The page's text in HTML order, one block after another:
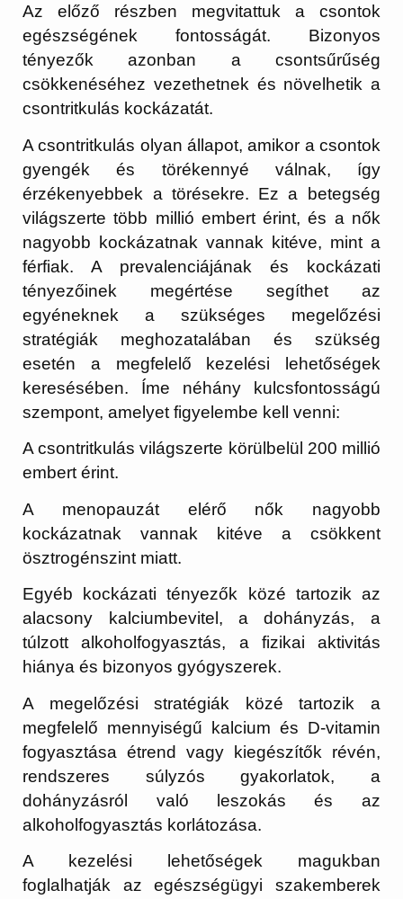
Az előző részben megvitattuk a csontok
egészségének fontosságát. Bizonyos
tényezők azonban a csontsűrűség
csökkenéséhez vezethetnek és növelhetik a
csontritkulás kockázatát.
A csontritkulás olyan állapot, amikor a csontok
gyengék és törékennyé válnak, így
érzékenyebbek a törésekre. Ez a betegség
világszerte több millió embert érint, és a nők
nagyobb kockázatnak vannak kitéve, mint a
férfiak. A prevalenciájának és kockázati
tényezőinek megértése segíthet az
egyéneknek a szükséges megelőzési
stratégiák meghozatalában és szükség
esetén a megfelelő kezelési lehetőségek
keresésében. Íme néhány kulcsfontosságú
szempont, amelyet figyelembe kell venni:
A csontritkulás világszerte körülbelül 200 millió
embert érint.
A menopauzát elérő nők nagyobb
kockázatnak vannak kitéve a csökkent
ösztrogénszint miatt.
Egyéb kockázati tényezők közé tartozik az
alacsony kalciumbevitel, a dohányzás, a
túlzott alkoholfogyasztás, a fizikai aktivitás
hiánya és bizonyos gyógyszerek.
A megelőzési stratégiák közé tartozik a
megfelelő mennyiségű kalcium és D-vitamin
fogyasztása étrend vagy kiegészítők révén,
rendszeres súlyzós gyakorlatok, a
dohányzásról való leszokás és az
alkoholfogyasztás korlátozása.
A kezelési lehetőségek magukban
foglalhatják az egészségügyi szakemberek